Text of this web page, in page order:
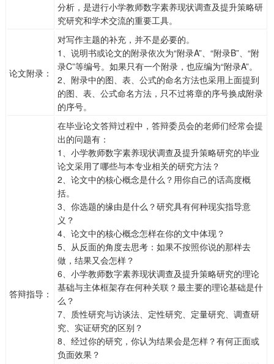
分析，是进行小学教师数字素养现状调查及提升策略研
究研究和学术交流的重要工具。
论文附录：
对写作主题的补充，并不是必要的。
1、说明书或论文的附录依次为“附录A”、“附录B”、“附
录C”等编号。如果只有一个附录，也应编为“附录A”。
2、附录中的图、表、公式的命名方法也采用上面提到
的图、表、公式命名方法，只不过将章的序号换成附录
的序号。
答辩指导：
在毕业论文答辩过程中，答辩委员会的老师们经常会提
出的问题有：
1、小学教师数字素养现状调查及提升策略研究的毕业
论文采用了哪些与本专业相关的研究方法？
2、论文中的核心概念是什么？用你自己的话高度概
括。
3、你选题的缘由是什么？研究具有何种现实指导意
义？
4、论文中的核心概念怎样在你的文中体现？
5、从反面的角度去思考：如果不按照你说的那样去
做，结果又会怎样？
6、小学教师数字素养现状调查及提升策略研究的理论
基础与主体框架存在何种关联？最主要的理论基础是什
么？
7、质性研究与访谈法、定性研究、定量研究、调查研
究、实证研究的区别？
8、经过你的研究，你认为结果会是怎样？有何正面或
负面效果？